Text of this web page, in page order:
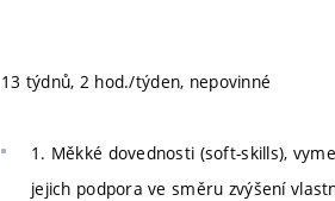
13 týdnů, 2 hod./týden, nepovinné
1. Měkké dovednosti (soft-skills),
jejich podpora ve směru zvýšení